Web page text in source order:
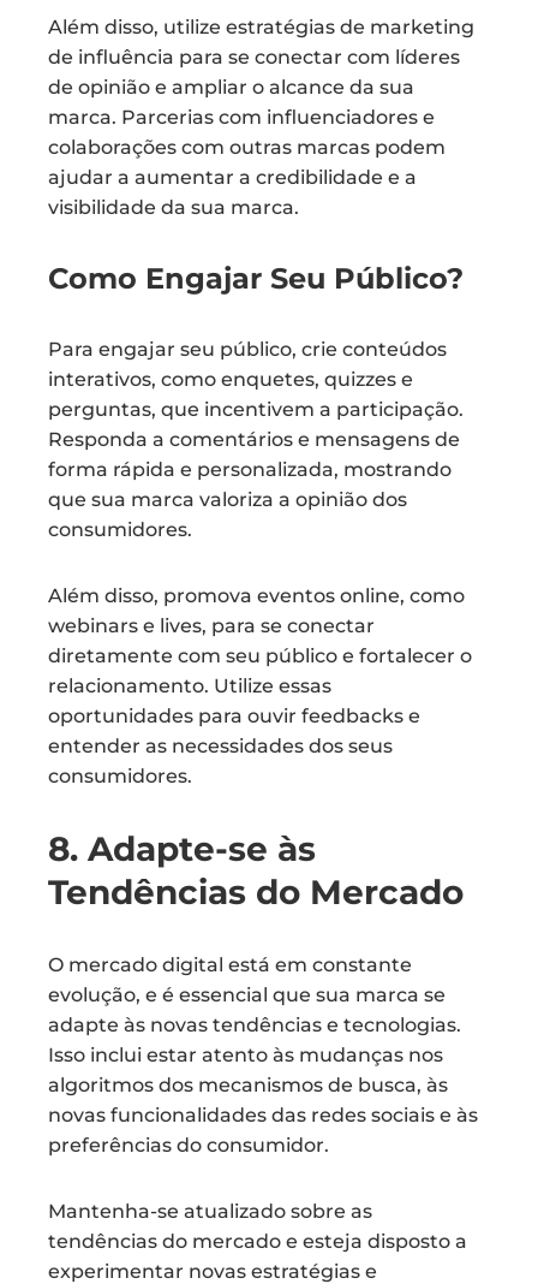
Além disso, utilize estratégias de marketing
de influência para se conectar com líderes
de opinião e ampliar o alcance da sua
marca. Parcerias com influenciadores e
colaborações com outras marcas podem
ajudar a aumentar a credibilidade e a
visibilidade da sua marca.
Como Engajar Seu Público?
Para engajar seu público, crie conteúdos
interativos, como enquetes, quizzes e
perguntas, que incentivem a participação.
Responda a comentários e mensagens de
forma rápida e personalizada, mostrando
que sua marca valoriza a opinião dos
consumidores.
Além disso, promova eventos online, como
webinars e lives, para se conectar
diretamente com seu público e fortalecer o
relacionamento. Utilize essas
oportunidades para ouvir feedbacks e
entender as necessidades dos seus
consumidores.
8. Adapte-se às
Tendências do Mercado
O mercado digital está em constante
evolução, e é essencial que sua marca se
adapte às novas tendências e tecnologias.
Isso inclui estar atento às mudanças nos
algoritmos dos mecanismos de busca, às
novas funcionalidades das redes sociais e às
preferências do consumidor.
Mantenha-se atualizado sobre as
tendências do mercado e esteja disposto a
experimentar novas estratégias e